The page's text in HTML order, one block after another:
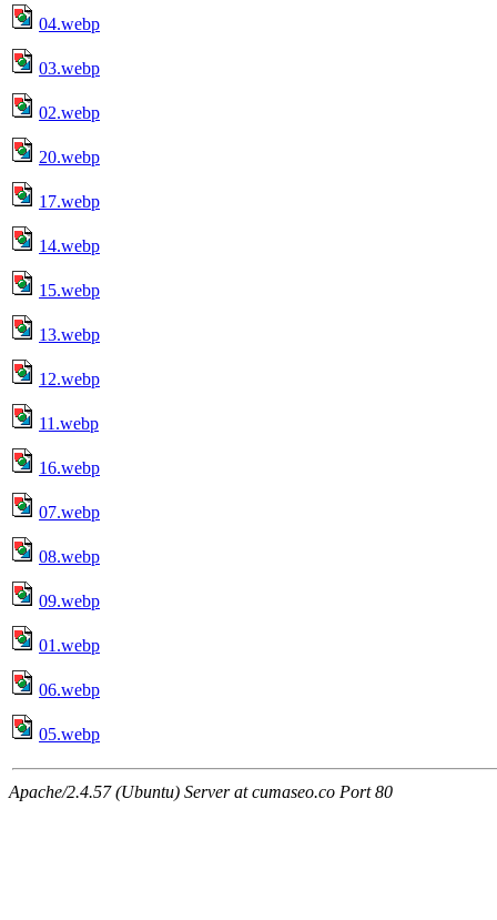
04.webp
03.webp
02.webp
20.webp
17.webp
14.webp
15.webp
13.webp
12.webp
11.webp
16.webp
07.webp
08.webp
09.webp
01.webp
06.webp
05.webp
Apache/2.4.57 (Ubuntu) Server at cumaseo.co Port 80